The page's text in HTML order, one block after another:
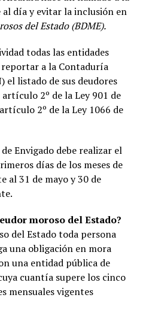
día y evitar la inclusión en
del Estado (BDME).
todas las entidades
reportar a la Contaduría
el listado de sus deudores
2º de la Ley 901 de
2º de la Ley 1066 de
Envigado debe realizar el
días de los meses de
al 31 de mayo y 30 de
moroso del Estado?
del Estado toda persona
una obligación en mora
una entidad pública de
cuantía supere los cinco
mensuales vigentes